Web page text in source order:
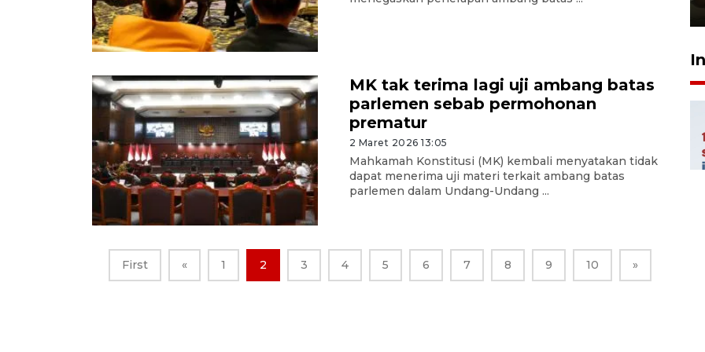
MK tak terima lagi uji ambang batas
parlemen sebab permohonan
prematur
2 Maret 2026 13:05
Mahkamah Konstitusi (MK) kembali menyatakan tidak
dapat menerima uji materi terkait ambang batas
parlemen dalam Undang-Undang ...
First « 1 2 3 4 5 6 7 8 9 10 »
23 Juli 2026 14:28